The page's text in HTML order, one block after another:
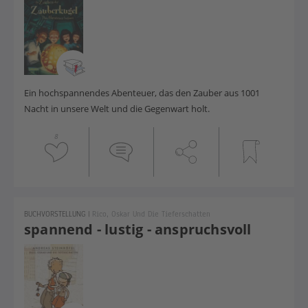
Ein hochspannendes Abenteuer, das den Zauber aus 1001
Nacht in unsere Welt und die Gegenwart holt.
8
spannend - lustig - anspruchsvoll
BUCHVORSTELLUNG | Rico, Oskar Und Die Tieferschatten